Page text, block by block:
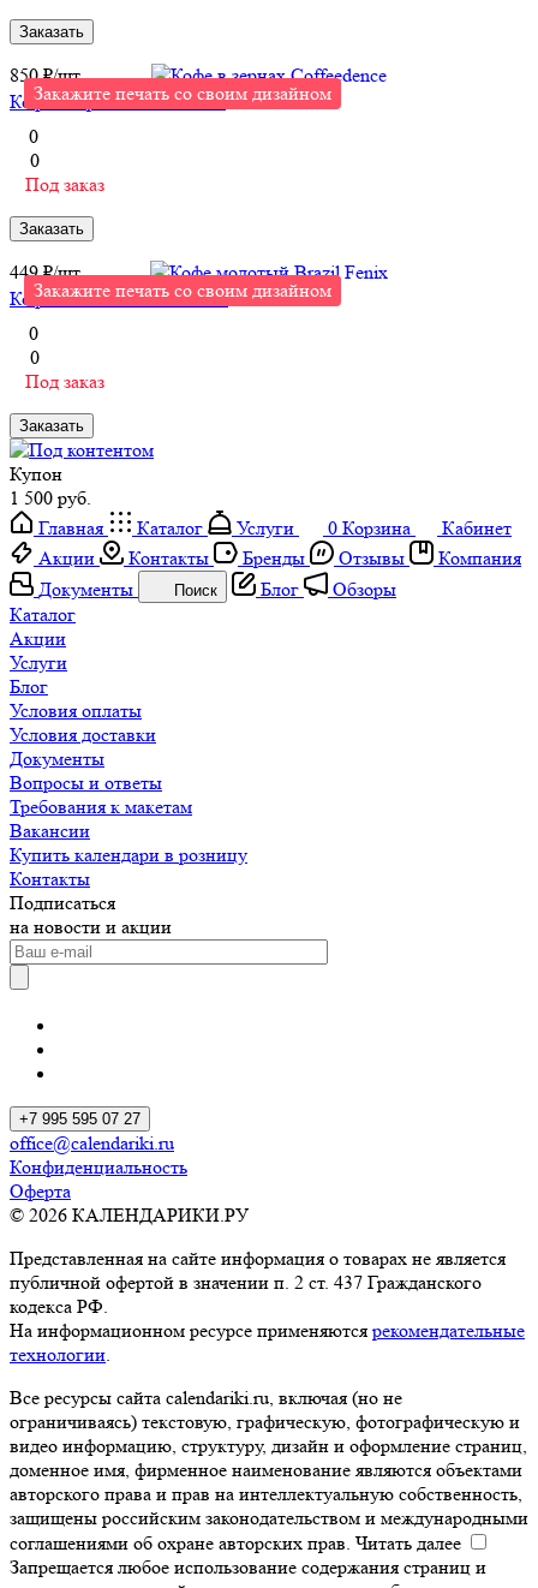
Заказать
Закажите печать со своим дизайном
850 ₽/шт
Кофе в зернах Coffeedence
0
0
Под заказ
Заказать
Закажите печать со своим дизайном
449 ₽/шт
Кофе молотый Brazil Fenix
0
0
Под заказ
Заказать
Купон
1 500 руб.
Главная
Каталог Услуги 0 Корзина
Кабинет
Акции
Контакты Бренды Отзывы
Компания
Документы
Поиск Блог
Обзоры
Каталог
Акции
Услуги
Блог
Условия оплаты
Условия доставки
Документы
Вопросы и ответы
Требования к макетам
Вакансии
Купить календари в розницу
Контакты
Подписаться
на новости и акции
+7 995 595 07 27
office@calendariki.ru
Конфиденциальность
Оферта
© 2026 КАЛЕНДАРИКИ.РУ
Представленная на сайте информация о товарах не является
публичной офертой в значении п. 2 ст. 437 Гражданского
кодекса РФ.
На информационном ресурсе применяются рекомендательные
технологии.
Все ресурсы сайта calendariki.ru, включая (но не
ограничиваясь) текстовую, графическую, фотографическую и
видео информацию, структуру, дизайн и оформление страниц,
доменное имя, фирменное наименование являются объектами
авторского права и прав на интеллектуальную собственность,
защищены российским законодательством и международными
соглашениями об охране авторских прав. Читать далее
Запрещается любое использование содержания страниц и